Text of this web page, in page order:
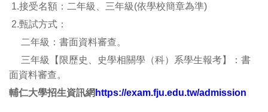
1.接受名額：二年級、三年級(依學校簡章為準)
2.甄試方式：
二年級：書面資料審查。
三年級【限歷史、史學相關學（科）系學生報考】：書
面資料審查。
輔仁大學招生資訊網 https://exam.fju.edu.tw/admission